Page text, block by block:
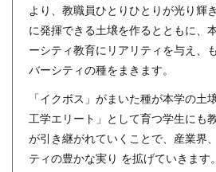
より、教職員ひとりひとりが光り輝
に発揮できる土壌を作るとともに、
ーシティ教育にリアリティを与え、
バーシティの種をまきます。
「イクボス」がまいた種が本学の土
工学エリート」として育つ学生にも
が引き継がれていくことで、産業界
ティの豊かな実り を拡げていきます。